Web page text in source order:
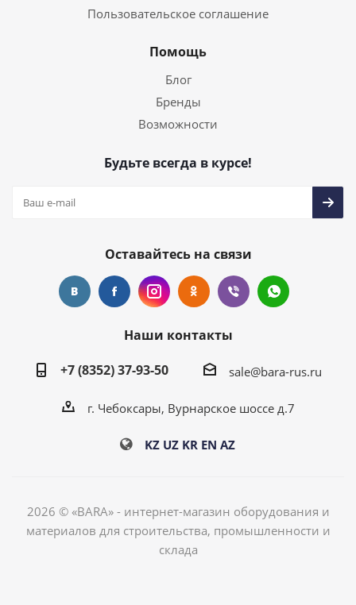
Пользовательское соглашение
Помощь
Блог
Бренды
Возможности
Будьте всегда в курсе!
Оставайтесь на связи
Наши контакты
+7 (8352) 37-93-50
sale@bara-rus.ru
г. Чебоксары, Вурнарское шоссе д.7
KZ UZ KR EN AZ
2026 © «BARA» - интернет-магазин оборудования и
материалов для строительства, промышленности и
склада